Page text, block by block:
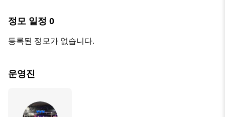
정모 일정 0
등록된 정모가 없습니다.
운영진